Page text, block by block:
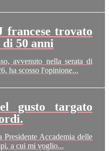
francese trovato
50 anni
avvenuto nella serata di
ha scosso l'opinione...
gusto targato
Presidente Accademia delle
a cui mi voglio...